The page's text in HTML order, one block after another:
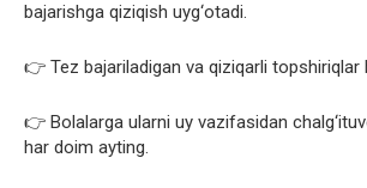
bajarishga qiziqish uyg‘otadi.
👉 Tez bajariladigan va qiziqarli topshiriqlar
👉 Bolalarga ularni uy vazifasidan
har doim ayting.